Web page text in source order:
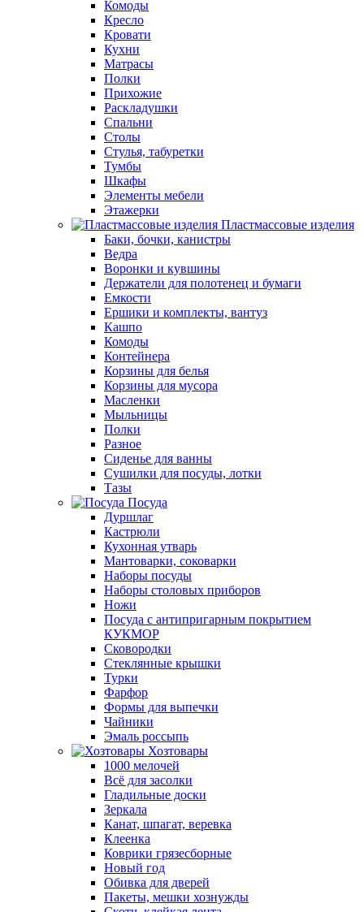
Комоды
Кресло
Кровати
Кухни
Матрасы
Полки
Прихожие
Раскладушки
Спальни
Столы
Стулья, табуретки
Тумбы
Шкафы
Элементы мебели
Этажерки
Пластмассовые изделия
Баки, бочки, канистры
Ведра
Воронки и кувшины
Держатели для полотенец и бумаги
Емкости
Ершики и комплекты, вантуз
Кашпо
Комоды
Контейнера
Корзины для белья
Корзины для мусора
Масленки
Мыльницы
Полки
Разное
Сиденье для ванны
Сушилки для посуды, лотки
Тазы
Посуда
Дуршлаг
Кастрюли
Кухонная утварь
Мантоварки, соковарки
Наборы посуды
Наборы столовых приборов
Ножи
Посуда с антипригарным покрытием
КУКМОР
Сковородки
Стеклянные крышки
Турки
Фарфор
Формы для выпечки
Чайники
Эмаль россыпь
Хозтовары
1000 мелочей
Всё для засолки
Гладильные доски
Зеркала
Канат, шпагат, веревка
Клеенка
Коврики грязесборные
Новый год
Обивка для дверей
Пакеты, мешки хознужды